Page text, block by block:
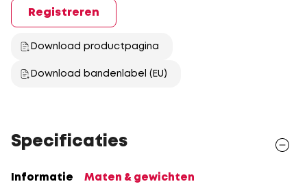
Registreren
Download productpagina
Download bandenlabel (EU)
Specificaties
Informatie
Maten & gewichten